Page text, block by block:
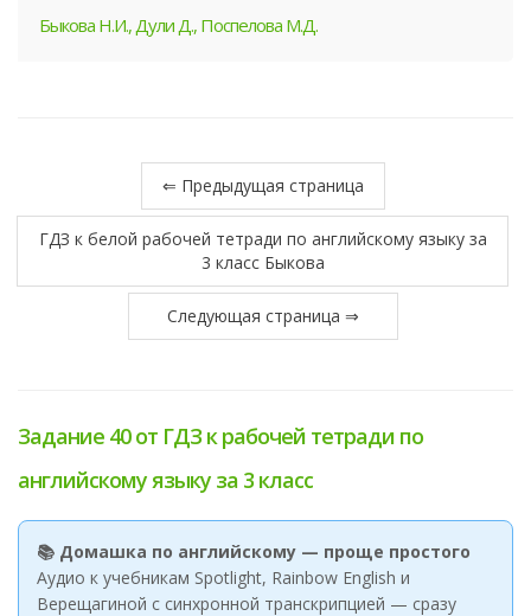
Быкова Н.И., Дули Д., Поспелова М.Д.
⇐ Предыдущая страница
ГДЗ к белой рабочей тетради по английскому языку за
3 класс Быкова
Следующая страница ⇒
Задание 40 от ГДЗ к рабочей тетради по
английскому языку за 3 класс
📚 Домашка по английскому — проще простого
Аудио к учебникам Spotlight, Rainbow English и
Верещагиной с синхронной транскрипцией — сразу